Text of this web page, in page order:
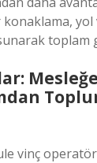
konaklama,
toplam
vinç